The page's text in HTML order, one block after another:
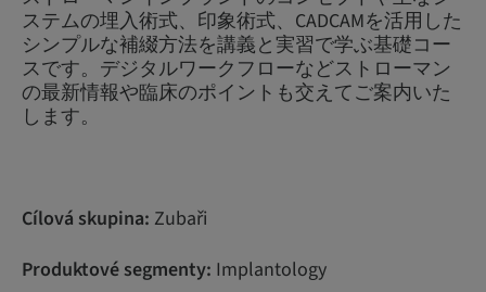
ステムの埋入術式、印象術式、CADCAMを活用した
シンプルな補綴方法を講義と実習で学ぶ基礎コー
スです。デジタルワークフローなどストローマン
の最新情報や臨床のポイントも交えてご案内いた
します。
Cílová skupina: Zubaři
Produktové segmenty: Implantology